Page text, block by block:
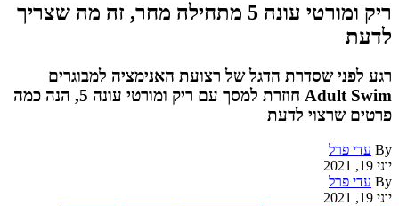
ריק ומורטי עונה 5 מתחילה מחר, זה מה שצריך
לדעת
רגע לפני שסדרת הדגל של רצועת האנימציה למבוגרים
Adult Swim חוזרת למסך עם ריק ומורטי עונה 5, הנה כמה
פרטים שרצוי לדעת
By עדי פרל
יוני 19, 2021
By עדי פרל
יוני 19, 2021